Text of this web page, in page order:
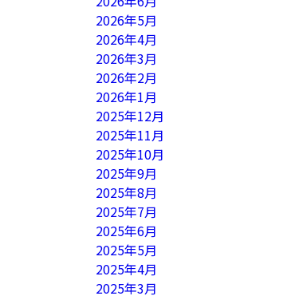
2026年5月
2026年4月
2026年3月
2026年2月
2026年1月
2025年12月
2025年11月
2025年10月
2025年9月
2025年8月
2025年7月
2025年6月
2025年5月
2025年4月
2025年3月